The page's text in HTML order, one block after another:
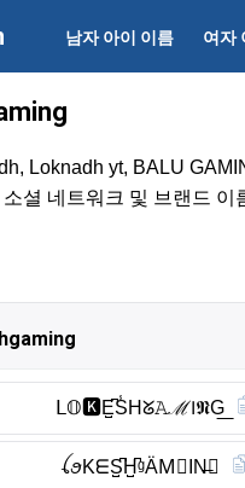
남자 아이 이름 여자
Loknadh yt, BALU
셜 네트워크 및 브랜드
𝖫𝕆🅺︎E̺͆S̾Hᘜ𝙰ℳ𝖨𝕹G͟
ꪶꪮKᗴS̺͆H̺͆ᵍÄM⃠IN̶Ⓖ︎